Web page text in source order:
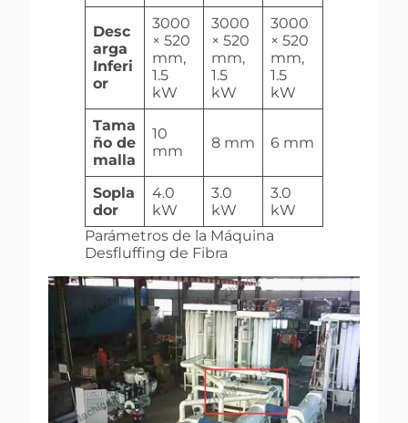
Desc
arga
Inferi
or
3000
× 520
mm,
1.5
kW
3000
× 520
mm,
1.5
kW
3000
× 520
mm,
1.5
kW
Tama
ño de
malla
10
mm
8 mm 6 mm
Sopla
dor
4.0
kW
3.0
kW
3.0
kW
Parámetros de la Máquina
Desfluffing de Fibra